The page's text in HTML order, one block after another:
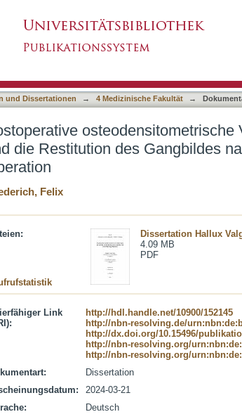
Valgus-Operation
und Dissertationen → 4 Medizinische Fakultät →
osteodensitometrische
die Restitution des Gangbildes
Felix
Dissertation Hallux
4.09 MB
PDF
Link
http://hdl.handle.net/10900/152145
http://nbn-resolving.de/
http://dx.doi.org/10.15496/
http://nbn-resolving.org/
http://nbn-resolving.org/
Dissertation
2024-03-21
Deutsch